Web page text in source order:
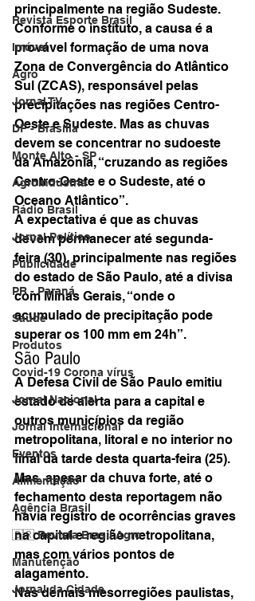
Revista Esporte Brasil
Imóvel
Agro
Jornal TV
DF - Brasília
Monte Alto - SP
Agroindústria
Rádio Brasil
Jornal Político
Publicidade
PR - Paraná
Saúde
Produtos
Covid-19 Corona vírus
Jornal Nacional
Jornal Internacional
Eventos
Alimentação
Agência Brasil
🇧🇷 Revista Brasil Agro
Manutenção
Jornal da Cidade
principalmente na região Sudeste.
Conforme o instituto, a causa é a
provável formação de uma nova
Zona de Convergência do Atlântico
Sul (ZCAS), responsável pelas
precipitações nas regiões Centro-
Oeste e Sudeste. Mas as chuvas
devem se concentrar no sudoeste
da Amazônia, “cruzando as regiões
Centro-Oeste e o Sudeste, até o
Oceano Atlântico”.
A expectativa é que as chuvas
devem permanecer até segunda-
feira (30), principalmente nas regiões
do estado de São Paulo, até a divisa
com Minas Gerais, “onde o
acumulado de precipitação pode
superar os 100 mm em 24h”.
São Paulo
A Defesa Civil de São Paulo emitiu
estado de alerta para a capital e
outros municípios da região
metropolitana, litoral e no interior no
final da tarde desta quarta-feira (25).
Mas, apesar da chuva forte, até o
fechamento desta reportagem não
havia registro de ocorrências graves
na capital e região metropolitana,
mas com vários pontos de
alagamento.
Nas demais mesorregiões paulistas,